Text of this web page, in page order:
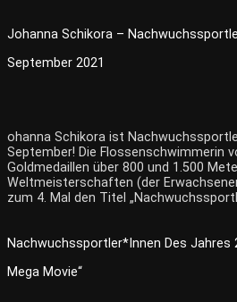
Johanna Schikora –
September 2021
ohanna Schikora ist
September! Die Flossenschwimmerin
Goldmedaillen über 800 und 1.500
Weltmeisterschaften (der
zum 4. Mal den Titel
Nachwuchssportler*innen Des Jahres
Mega Movie“